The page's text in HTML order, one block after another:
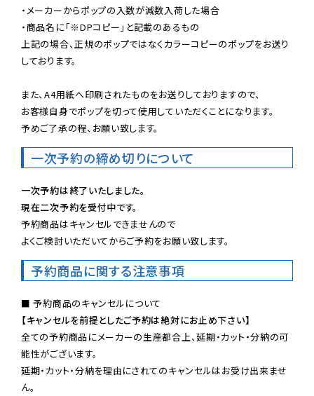
・メーカーからポップの入数が減数入荷した場合
・商品名に「※DPコピー」と記載のあるもの
上記の場合、正規のポップではなくカラーコピーのポップをお送り
しております。
また、A4用紙へ印刷されたものをお送りしておりますので、
お客様自身でポップを切って使用していただくことになります。
予めご了承の程、お願い致します。
一次予約の締め切りについて
一次予約は終了いたしました。
現在二次予約を受付中です。
予約商品はキャンセルできませんので
よくご検討いただいてからご予約をお願い致します。
予約商品に関する注意事項
【キャンセルを前提としたご予約は絶対にお止め下さい】
全ての予約商品にメーカーの生産都合上、延期・カット・分納の可
能性がございます。
延期・カット・分納を理由にされてのキャンセルはお受け出来ませ
ん。